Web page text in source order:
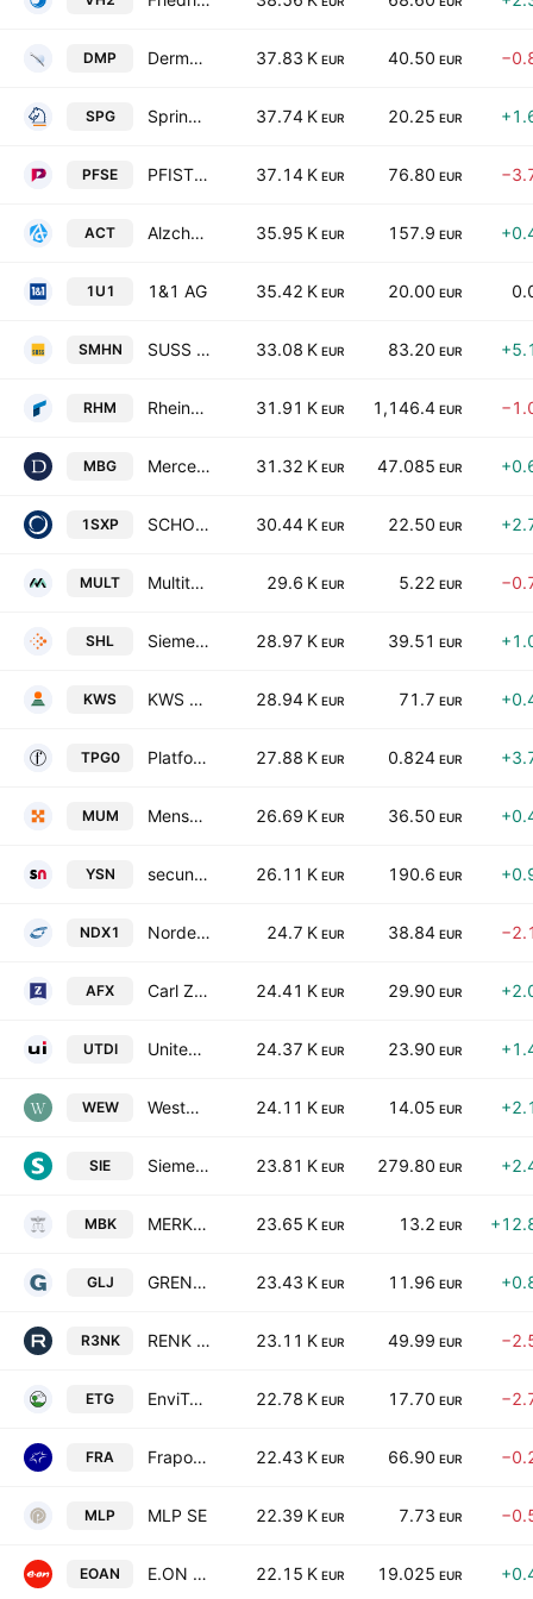
DMP Dermapharm Holding SE 37.83 K EUR 40.50 EUR
SPG Springer Nature AG & Co. KGaA 37.74 K EUR 20.25 EUR
PFSE PFISTERER Holding SE 37.14 K EUR 76.80 EUR
ACT Alzchem Group AG 35.95 K EUR 157.9 EUR
1U1 1&1 AG 35.42 K EUR 20.00 EUR
SMHN SUSS MicroTec SE 33.08 K EUR 83.20 EUR
RHM Rheinmetall AG 31.91 K EUR 1,146.4 EUR
MBG Mercedes-Benz Group AG 31.32 K EUR 47.085 EUR
1SXP SCHOTT Pharma AG & Co. KGaA 30.44 K EUR 22.50 EUR
MULT Multitude AG 29.6 K EUR 5.22 EUR
SHL Siemens Healthineers AG 28.97 K EUR 39.51 EUR
KWS KWS SAAT SE & Co KGaA 28.94 K EUR 71.7 EUR
TPG0 Platform Group SE & Co. KGaA 27.88 K EUR 0.824 EUR
MUM Mensch und Maschine Software SE 26.69 K EUR 36.50 EUR
YSN secunet Security Networks AG 26.11 K EUR 190.6 EUR
NDX1 Nordex SE 24.7 K EUR 38.84 EUR
AFX Carl Zeiss Meditec AG 24.41 K EUR 29.90 EUR
UTDI United Internet AG 24.37 K EUR 23.90 EUR
WEW Westwing Group SE 24.11 K EUR 14.05 EUR
SIE Siemens AG 23.81 K EUR 279.80 EUR
MBK MERKUR PRIVATBANK KGaA 23.65 K EUR 13.2 EUR
GLJ GRENKE AG 23.43 K EUR 11.96 EUR
R3NK RENK Group AG 23.11 K EUR 49.99 EUR
ETG EnviTec Biogas AG 22.78 K EUR 17.70 EUR
FRA Fraport AG 22.43 K EUR 66.90 EUR
MLP MLP SE 22.39 K EUR 7.73 EUR
EOAN E.ON SE 22.15 K EUR 19.025 EUR